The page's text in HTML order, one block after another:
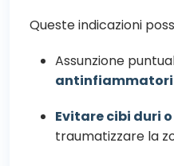
Queste indicazioni
Assunzione
antinfiammatori
Evitare cibi duri
traumatizzare la